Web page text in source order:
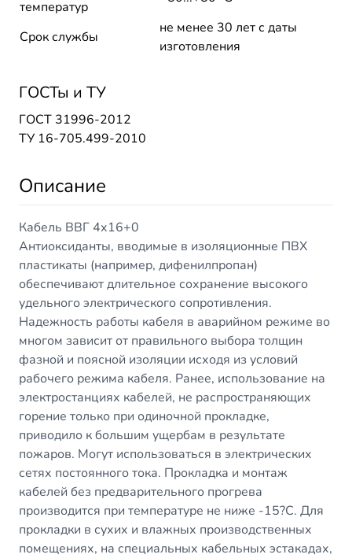
температур
Срок службы
не менее 30 лет с даты
изготовления
ГОСТы и ТУ
ГОСТ 31996-2012
ТУ 16-705.499-2010
Описание
Кабель ВВГ 4х16+0
Антиоксиданты, вводимые в изоляционные ПВХ
пластикаты (например, дифенилпропан)
обеспечивают длительное сохранение высокого
удельного электрического сопротивления.
Надежность работы кабеля в аварийном режиме во
многом зависит от правильного выбора толщин
фазной и поясной изоляции исходя из условий
рабочего режима кабеля. Ранее, использование на
электростанциях кабелей, не распространяющих
горение только при одиночной прокладке,
приводило к большим ущербам в результате
пожаров. Могут использоваться в электрических
сетях постоянного тока. Прокладка и монтаж
кабелей без предварительного прогрева
производится при температуре не ниже -15?С. Для
прокладки в сухих и влажных производственных
помещениях, на специальных кабельных эстакадах,